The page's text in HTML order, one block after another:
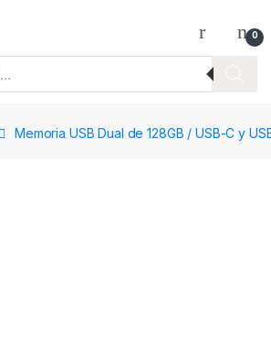
0
Memoria USB Dual de 128GB / USB-C y